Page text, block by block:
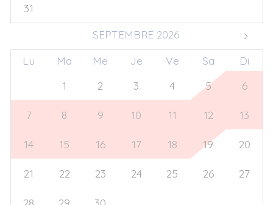
31
SEPTEMBRE 2026
Lu Ma Me Je Ve Sa
Di
1 2 3 4 5 6
7 8 9 10 11 12 13
14 15 16 17 18 19 20
21 22 23 24 25 26 27